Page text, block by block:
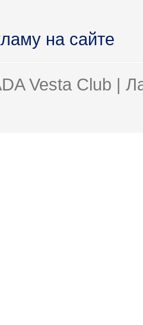
на сайте
Vesta Club |